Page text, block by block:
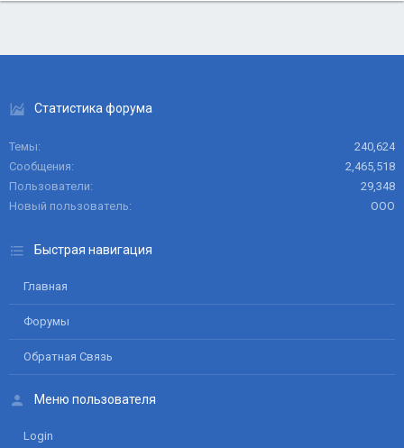
Статистика форума
Темы
240,624
Сообщения
2,465,518
Пользователи
29,348
Новый пользователь
ООО
Быстрая навигация
Главная
Форумы
Обратная Связь
Меню пользователя
Login